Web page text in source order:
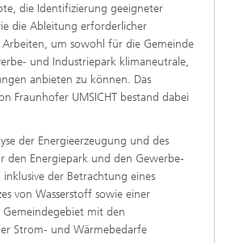
die Identifizierung geeigneter
die Ableitung erforderlicher
um sowohl für die Gemeinde
und Industriepark klimaneutrale,
anbieten zu können. Das
Fraunhofer UMSICHT bestand dabei
der Energieerzeugung und des
den Energiepark und den Gewerbe-
der Betrachtung eines
von Wasserstoff sowie einer
Gemeindegebiet mit den
Strom- und Wärmebedarfe